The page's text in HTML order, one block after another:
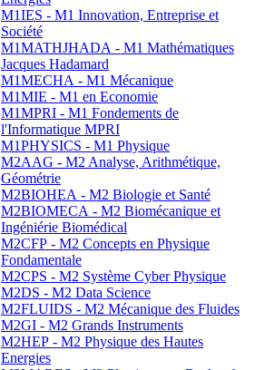
M1IES - M1 Innovation, Entreprise et
Société
M1MATHJHADA - M1 Mathématiques
Jacques Hadamard
M1MECHA - M1 Mécanique
M1MIE - M1 en Economie
M1MPRI - M1 Fondements de
l'Informatique MPRI
M1PHYSICS - M1 Physique
M2AAG - M2 Analyse, Arithmétique,
Géométrie
M2BIOHEA - M2 Biologie et Santé
M2BIOMECA - M2 Biomécanique et
Ingéniérie Biomédical
M2CFP - M2 Concepts en Physique
Fondamentale
M2CPS - M2 Système Cyber Physique
M2DS - M2 Data Science
M2FLUIDS - M2 Mécanique des Fluides
M2GI - M2 Grands Instruments
M2HEP - M2 Physique des Hautes
Energies